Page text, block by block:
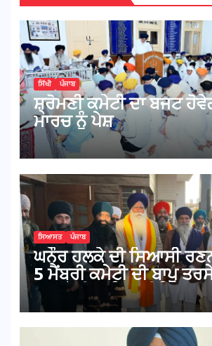
ਸਿੱਖੀ ਪੰਜਾਬ
ਸ਼੍ਰੋਮਣੀ ਕਮੇਟੀ ਦਾ ਬਜਟ
ਮਾਰਚ ਨੂੰ ਪੇਸ਼
ਸਿਆਸਤ ਪੰਜਾਬ
ਘਨੌਰ ਹਲਕੇ ਦੀ ਸਿਆਸੀ
5 ਮੈਂਬਰੀ ਕਮੇਟੀ ਦੀ ਬਾਪੂ
ਨਾਲ ਹੋਈ ਅਹਿਮ ਮੀਟਿੰਗ